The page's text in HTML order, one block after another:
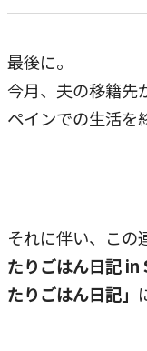
最後に。
今月、夫の移籍先
ペインでの生活を
それに伴い、この
たりごはん日記 in
たりごはん日記」